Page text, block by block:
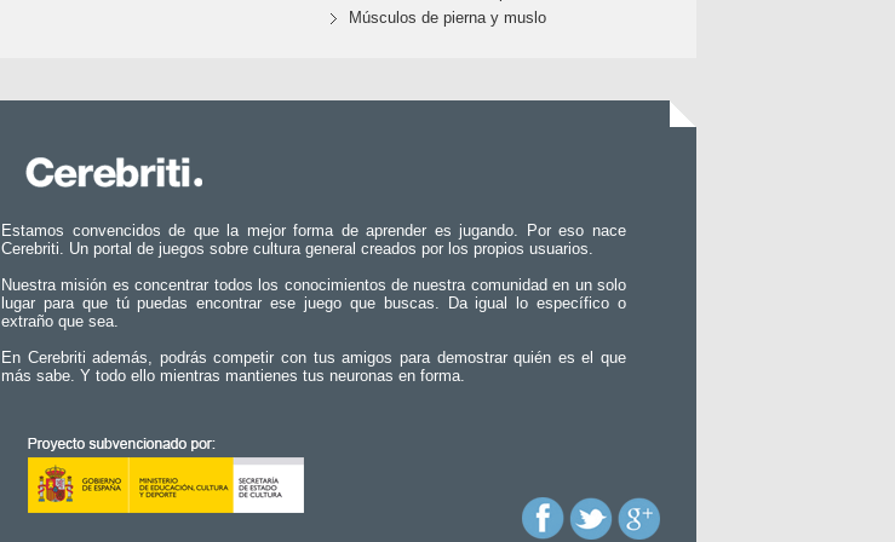
Músculos de pierna y muslo
Estamos convencidos de que la mejor forma de aprender es jugando. Por eso nace
Cerebriti. Un portal de juegos sobre cultura general creados por los propios usuarios.
Nuestra misión es concentrar todos los conocimientos de nuestra comunidad en un solo
lugar para que tú puedas encontrar ese juego que buscas. Da igual lo específico o
extraño que sea.
En Cerebriti además, podrás competir con tus amigos para demostrar quién es el que
más sabe. Y todo ello mientras mantienes tus neuronas en forma.